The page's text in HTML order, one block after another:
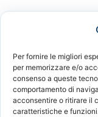
Per fornire le migliori
per memorizzare e/o
consenso a queste
comportamento di
acconsentire o ritirare il
caratteristiche e
© 2024